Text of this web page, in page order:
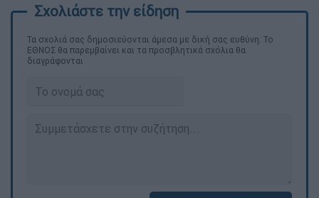
Τα σχολιά σας δημοσιεύονται άμεσα με δική σας ευθύνη. Το
ΕΘΝΟΣ θα παρεμβαίνει και τα προσβλητικά σχόλια θα
διαγράφονται